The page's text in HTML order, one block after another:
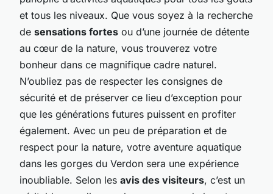
et tous les niveaux. Que vous soyez à la recherche
de sensations fortes ou d’une journée de détente
au cœur de la nature, vous trouverez votre
bonheur dans ce magnifique cadre naturel.
N’oubliez pas de respecter les consignes de
sécurité et de préserver ce lieu d’exception pour
que les générations futures puissent en profiter
également. Avec un peu de préparation et de
respect pour la nature, votre aventure aquatique
dans les gorges du Verdon sera une expérience
inoubliable. Selon les avis des visiteurs, c’est un